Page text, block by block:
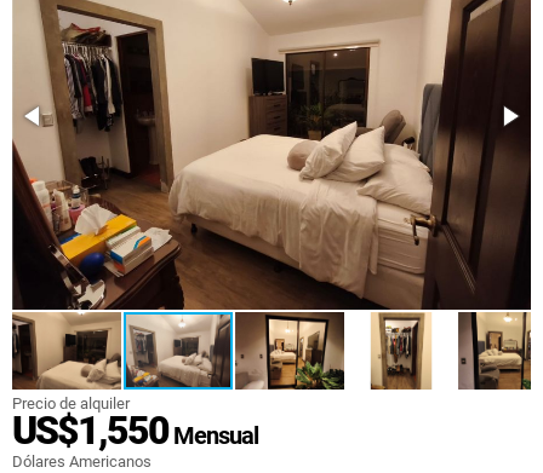
Precio de alquiler
US$1,550Mensual
Dólares Americanos